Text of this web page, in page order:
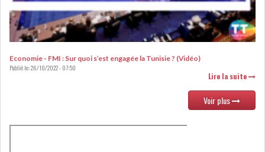
LOI DE FINANCE ENERGIE
Economie - FMI : Sur quoi s’est engagée la Tunisie ? (Vidéo)
Publié le:26/10/2022 - 07:50
Lire la suite
Voir plus